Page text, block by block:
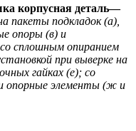
корпусная деталь—
пакеты подкладок (а),
опоры (в) и
сплошным опиранием
при выверке на
гайках (е); со
опорные элементы (ж и